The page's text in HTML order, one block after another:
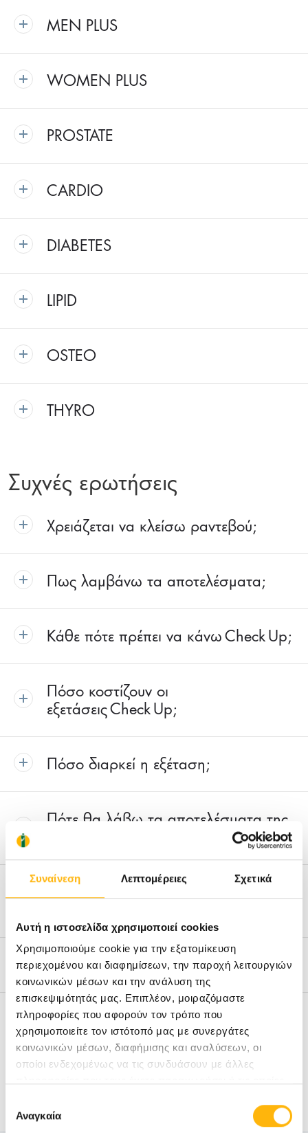
Συναίνεση Λεπτομέρειες Σχετικά
Αυτή η ιστοσελίδα χρησιμοποιεί cookies
Χρησιμοποιούμε cookie για την εξατομίκευση
περιεχομένου και διαφημίσεων, την παροχή λειτουργιών
κοινωνικών μέσων και την ανάλυση της
επισκεψιμότητάς μας. Επιπλέον, μοιραζόμαστε
πληροφορίες που αφορούν τον τρόπο που
χρησιμοποιείτε τον ιστότοπό μας με συνεργάτες
κοινωνικών μέσων, διαφήμισης και αναλύσεων, οι
οποίοι ενδεχομένως να τις συνδυάσουν με άλλες
των υπηρεσιών τους.
συγκατάθεσης
Αναγκαία
MEN PLUS
WOMEN PLUS
PROSTATE
CARDIO
DIABETES
LIPID
OSTEO
THYRO
Συχνές ερωτήσεις
Χρειάζεται να κλείσω ραντεβού;
Πως λαμβάνω τα αποτελέσματα;
Κάθε πότε πρέπει να κάνω Check Up;
Πόσο κοστίζουν οι
εξετάσεις Check Up;
Πόσο διαρκεί η εξέταση;
Πότε θα λάβω τα αποτελέσματα της
Τι προετοιμασία χρειάζεται πριν τον
Ποιο πακέτο Check-Up να επιλέξω;
Τι χρειάζεται να έχω μαζί μου;
Πληροφορίες